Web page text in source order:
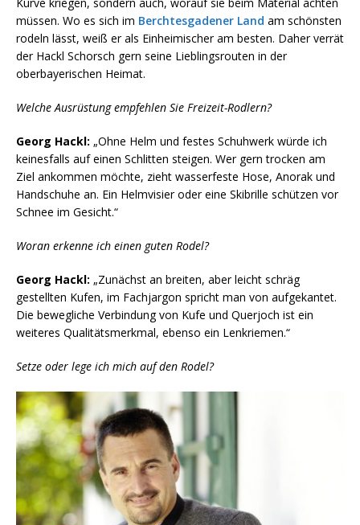
müssen. Wo es sich im Berchtesgadener Land am schönsten
rodeln lässt, weiß er als Einheimischer am besten. Daher verrät
der Hackl Schorsch gern seine Lieblingsrouten in der
oberbayerischen Heimat.
Welche Ausrüstung empfehlen Sie Freizeit-Rodlern?
Georg Hackl: „Ohne Helm und festes Schuhwerk würde ich
keinesfalls auf einen Schlitten steigen. Wer gern trocken am
Ziel ankommen möchte, zieht wasserfeste Hose, Anorak und
Handschuhe an. Ein Helmvisier oder eine Skibrille schützen vor
Schnee im Gesicht.“
Woran erkenne ich einen guten Rodel?
Georg Hackl: „Zunächst an breiten, aber leicht schräg
gestellten Kufen, im Fachjargon spricht man von aufgekantet.
Die bewegliche Verbindung von Kufe und Querjoch ist ein
weiteres Qualitätsmerkmal, ebenso ein Lenkriemen.“
Setze oder lege ich mich auf den Rodel?